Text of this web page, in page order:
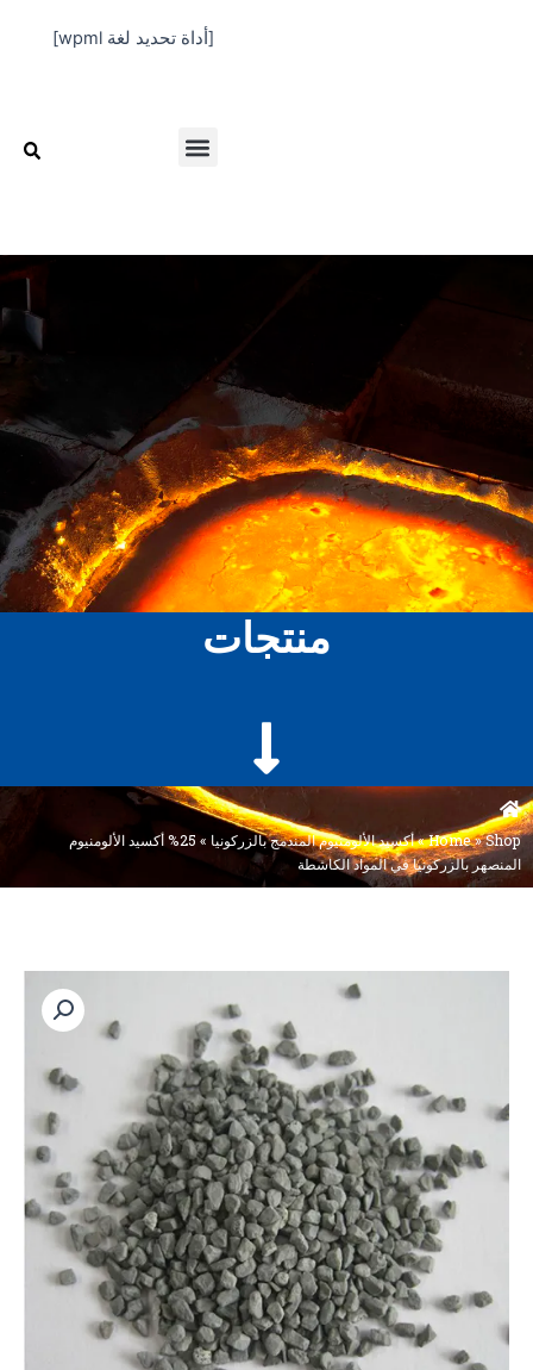
[أداة تحديد لغة wpml]
Menu
منتجات
Home»Shop
»أكسيد الألومنيوم المندمج بالزركونيا »
25% أكسيد الألومنيوم
المنصهر بالزركونيا في المواد الكاشطة